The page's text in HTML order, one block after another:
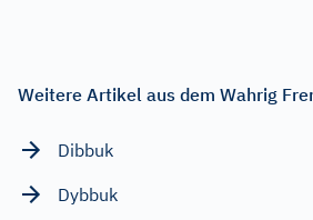
Weitere Artikel aus dem Wahrig
Dibbuk
Dybbuk